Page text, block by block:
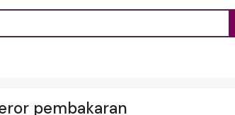
pembakaran